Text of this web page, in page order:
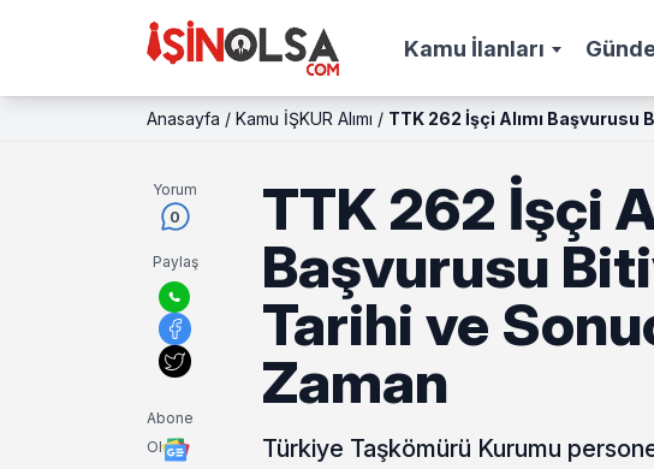
Kamu İlanları
Anasayfa / Kamu İŞKUR Alımı / TTK 262 İşçi Alımı Başvurusu
Yorum
0
Paylaş
Abone
Ol
TTK 262 İşçi
Başvurusu
Tarihi ve
Zaman
Türkiye Taşkömürü Kurumu